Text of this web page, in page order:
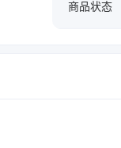
商品状态